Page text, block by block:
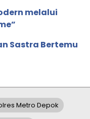
melalui
Sastra Bertemu
Metro Depok